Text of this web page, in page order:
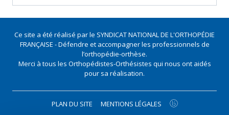
Ce site a été réalisé par le SYNDICAT NATIONAL DE L'ORTHOPÉDIE
FRANÇAISE - Défendre et accompagner les professionnels de
l’orthopédie-orthèse.
Merci à tous les Orthopédistes-Orthésistes qui nous ont aidés
pour sa réalisation.
PLAN DU SITE MENTIONS LÉGALES